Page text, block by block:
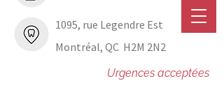
1095, rue Legendre Est
Montréal, QC H2M 2N2
Urgences acceptées